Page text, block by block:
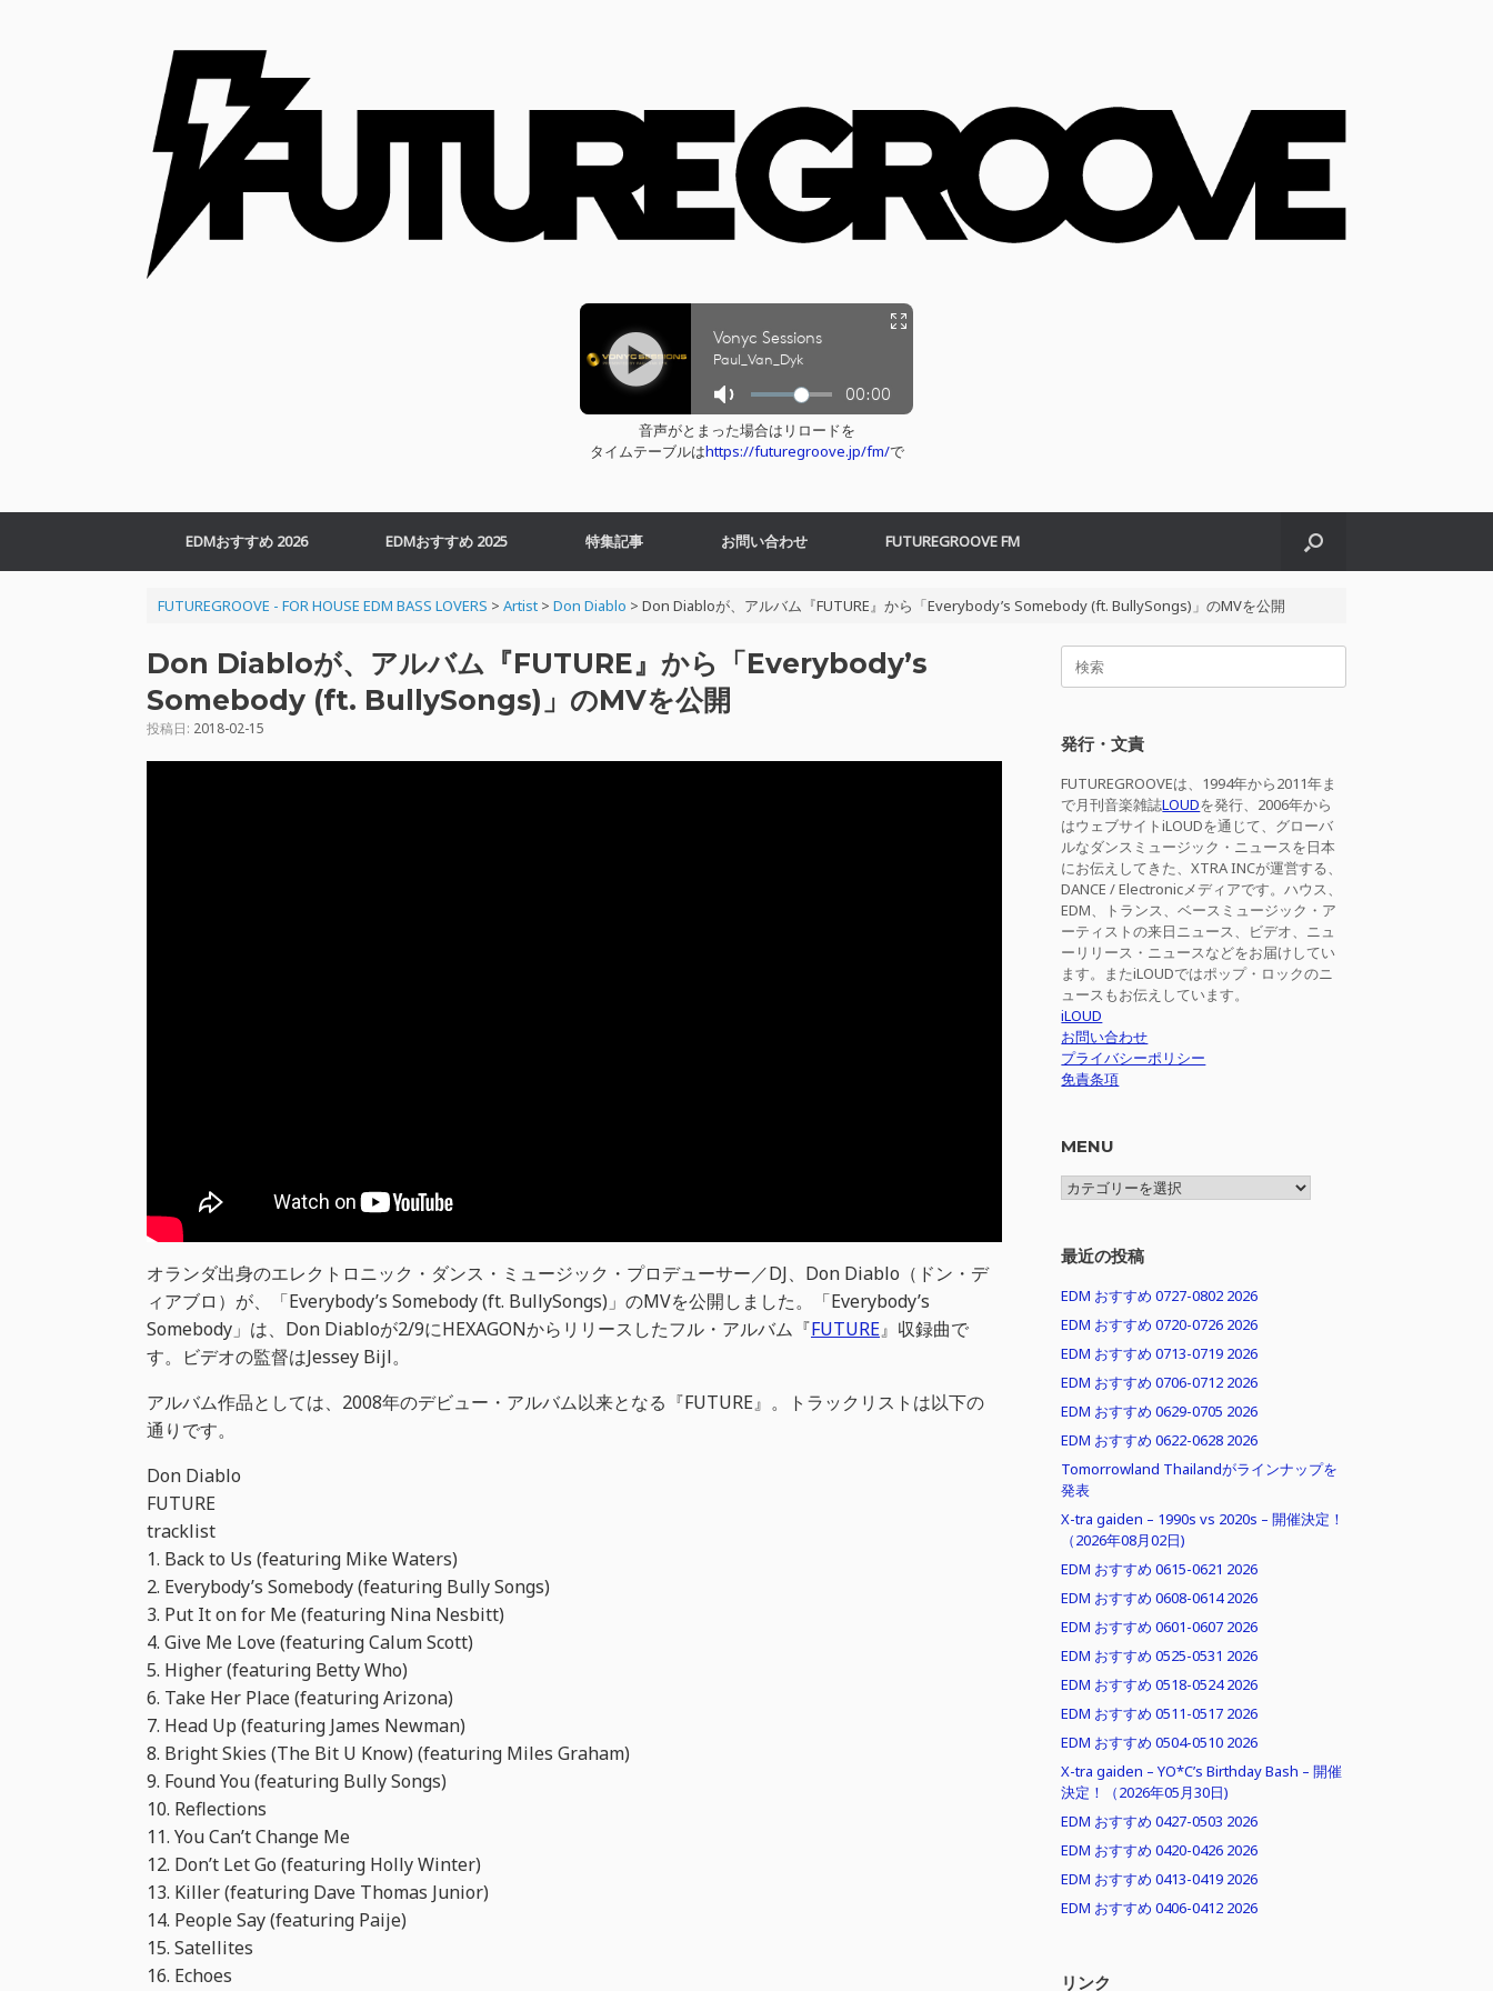
音声がとまった場合はリロードを
タイムテーブルはhttps://futuregroove.jp/fm/で
EDMおすすめ 2026 EDMおすすめ 2025 特集記事 お問い合わせ FUTUREGROOVE FM
FUTUREGROOVE - FOR HOUSE EDM BASS LOVERS > Artist> Don Diablo > Don Diabloが、アルバム『FUTURE』から「Everybody’s Somebody (ft. BullySongs)」のMVを公開
Don Diabloが、アルバム『FUTURE』から「Everybody’s
Somebody (ft. BullySongs)」のMVを公開
投稿日: 2018-02-15
オランダ出身のエレクトロニック・ダンス・ミュージック・プロデューサー／DJ、Don Diablo（ドン・デ
ィアブロ）が、「Everybody’s Somebody (ft. BullySongs)」のMVを公開しました。「Everybody’s
Somebody」は、Don Diabloが2/9にHEXAGONからリリースしたフル・アルバム『FUTURE』収録曲で
す。ビデオの監督はJessey Bijl。
アルバム作品としては、2008年のデビュー・アルバム以来となる『FUTURE』。トラックリストは以下の
通りです。
Don Diablo
FUTURE
tracklist
1. Back to Us (featuring Mike Waters)
2. Everybody’s Somebody (featuring Bully Songs)
3. Put It on for Me (featuring Nina Nesbitt)
4. Give Me Love (featuring Calum Scott)
5. Higher (featuring Betty Who)
6. Take Her Place (featuring Arizona)
7. Head Up (featuring James Newman)
8. Bright Skies (The Bit U Know) (featuring Miles Graham)
9. Found You (featuring Bully Songs)
10. Reflections
11. You Can’t Change Me
12. Don’t Let Go (featuring Holly Winter)
13. Killer (featuring Dave Thomas Junior)
14. People Say (featuring Paije)
15. Satellites
16. Echoes
検
発行・文責
FUTUREGROOVEは、1994年から2011年ま
で月刊音楽雑誌LOUDを発行、2006年から
はウェブサイトiLOUDを通じて、グローバ
ルなダンスミュージック・ニュースを日本
にお伝えしてきた、XTRA INCが運営する、
DANCE / Electronicメディアです。ハウス、
EDM、トランス、ベースミュージック・ア
ーティストの来日ニュース、ビデオ、ニュ
ーリリース・ニュースなどをお届けしてい
ます。またiLOUDではポップ・ロックのニ
ュースもお伝えしています。
iLOUD
お問い合わせ
プライバシーポリシー
免責条項
MENU
MENU
最近の投稿
EDM おすすめ 0727-0802 2026
EDM おすすめ 0720-0726 2026
EDM おすすめ 0713-0719 2026
EDM おすすめ 0706-0712 2026
EDM おすすめ 0629-0705 2026
EDM おすすめ 0622-0628 2026
Tomorrowland Thailandがラインナップを
発表
X-tra gaiden – 1990s vs 2020s – 開催決定！
（2026年08月02日)
EDM おすすめ 0615-0621 2026
EDM おすすめ 0608-0614 2026
EDM おすすめ 0601-0607 2026
EDM おすすめ 0525-0531 2026
EDM おすすめ 0518-0524 2026
EDM おすすめ 0511-0517 2026
EDM おすすめ 0504-0510 2026
X-tra gaiden – YO*C’s Birthday Bash – 開催
決定！（2026年05月30日)
EDM おすすめ 0427-0503 2026
EDM おすすめ 0420-0426 2026
EDM おすすめ 0413-0419 2026
EDM おすすめ 0406-0412 2026
リンク